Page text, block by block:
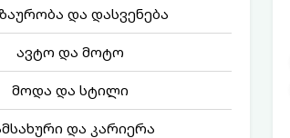
და დასვენება
ავტო და მოტო
მოდა და სტილი
და კარიერა